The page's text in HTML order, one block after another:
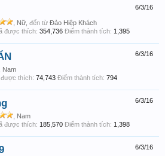
6/3/16
, Nữ, đến từ Đảo Hiệp Khách
được thích: 354,736 Điểm thành tích: 1,395
6/3/16
, Nam
thích: 74,743 Điểm thành tích: 794
6/3/16
, Nam
được thích: 185,570 Điểm thành tích: 1,398
6/3/16